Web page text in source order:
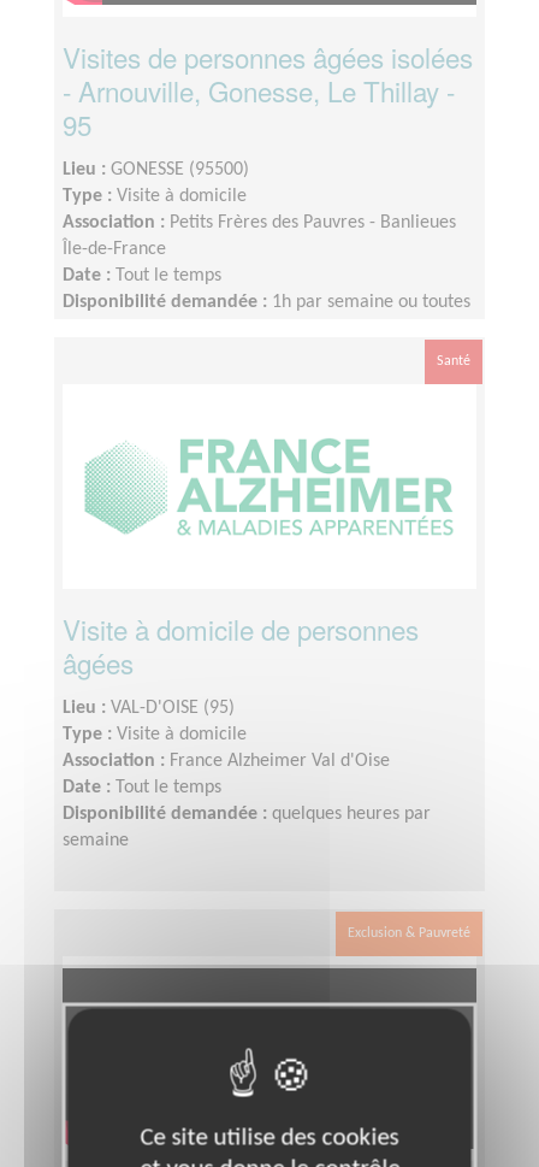
Visites de personnes âgées isolées
- Arnouville, Gonesse, Le Thillay -
95
Lieu : GONESSE (95500)
Type : Visite à domicile
Association : Petits Frères des Pauvres - Banlieues
Île-de-France
Date :
Tout le temps
Disponibilité demandée : 1h par semaine ou toutes
Santé
Visite à domicile de personnes
âgées
Lieu : VAL-D'OISE (95)
Type : Visite à domicile
Association : France Alzheimer Val d'Oise
Date :
Tout le temps
Disponibilité demandée : quelques heures par
semaine
Exclusion & Pauvreté
Ce site utilise des cookies